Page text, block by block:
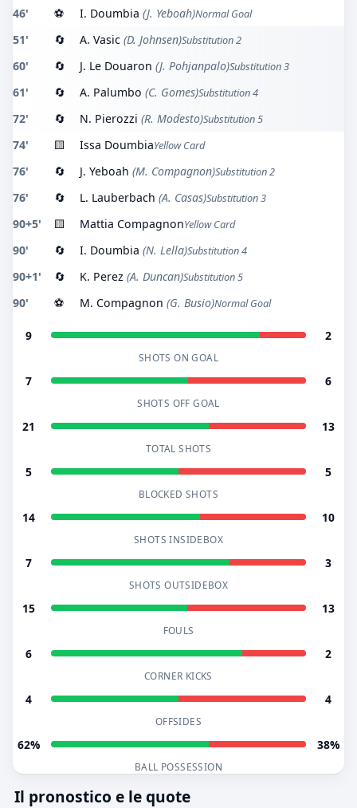
46' ⚽ I. Doumbia (J. Yeboah)Normal Goal
51' 🔄 A. Vasic (D. Johnsen)Substitution 2
60' 🔄 J. Le Douaron (J. Pohjanpalo)Substitution 3
61' 🔄 A. Palumbo (C. Gomes)Substitution 4
72' 🔄 N. Pierozzi (R. Modesto)Substitution 5
74' 🟨 Issa DoumbiaYellow Card
76' 🔄 J. Yeboah (M. Compagnon)Substitution 2
76' 🔄 L. Lauberbach (A. Casas)Substitution 3
90+5' 🟨 Mattia CompagnonYellow Card
90' 🔄 I. Doumbia (N. Lella)Substitution 4
90+1' 🔄 K. Perez (A. Duncan)Substitution 5
90' ⚽ M. Compagnon (G. Busio)Normal Goal
9 2
SHOTS ON GOAL
7 6
SHOTS OFF GOAL
21 13
TOTAL SHOTS
5 5
BLOCKED SHOTS
14 10
SHOTS INSIDEBOX
7 3
SHOTS OUTSIDEBOX
15 13
FOULS
6 2
CORNER KICKS
4 4
OFFSIDES
62% 38%
BALL POSSESSION
Il pronostico e le quote